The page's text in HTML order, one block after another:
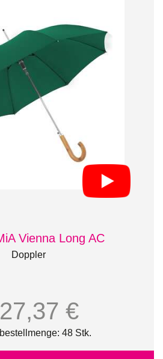
Vienna Long AC
Doppler
27,37 €
48 Stk.